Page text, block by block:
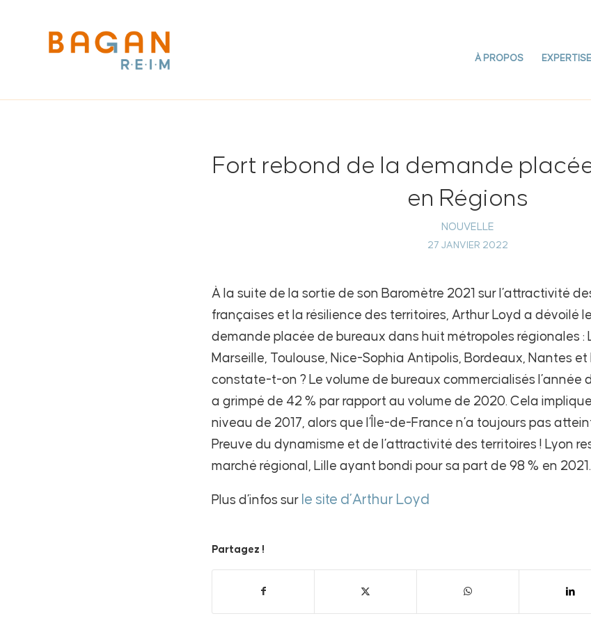
À PROPOS EXPERTISE
Fort rebond de la demande
en Régions
NOUVELLE
27 JANVIER 2022
À la suite de la sortie de son Baromètre 2021 sur l’attractivité
françaises et la résilience des territoires, Arthur Loyd a dévoilé
demande placée de bureaux dans huit métropoles régionales :
Marseille, Toulouse, Nice-Sophia Antipolis, Bordeaux, Nantes et
constate-t-on ? Le volume de bureaux commercialisés l’année
a grimpé de 42 % par rapport au volume de 2020. Cela implique
niveau de 2017, alors que l’Île-de-France n’a toujours pas
Preuve du dynamisme et de l’attractivité des territoires ! Lyon
marché régional, Lille ayant bondi pour sa part de 98 % en 2021.
Plus d’infos sur le site d’Arthur Loyd
Partagez !